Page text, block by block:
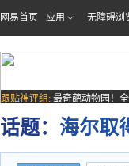
网易首页 应用 无障碍浏
跟贴神评组: 最奇葩动物园！
场子
话题： 海尔取